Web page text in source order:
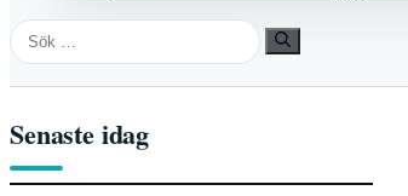
Sök
efter:
Senaste idag